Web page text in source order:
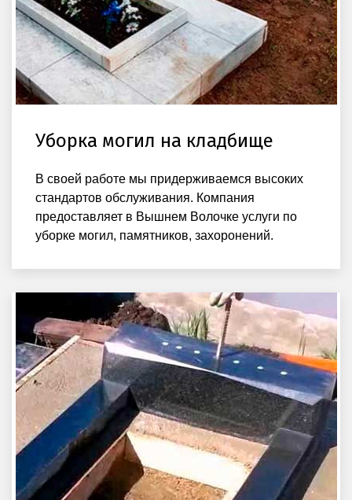
Уборка могил на кладбище
В своей работе мы придерживаемся высоких
стандартов обслуживания. Компания
предоставляет в Вышнем Волочке услуги по
уборке могил, памятников, захоронений.